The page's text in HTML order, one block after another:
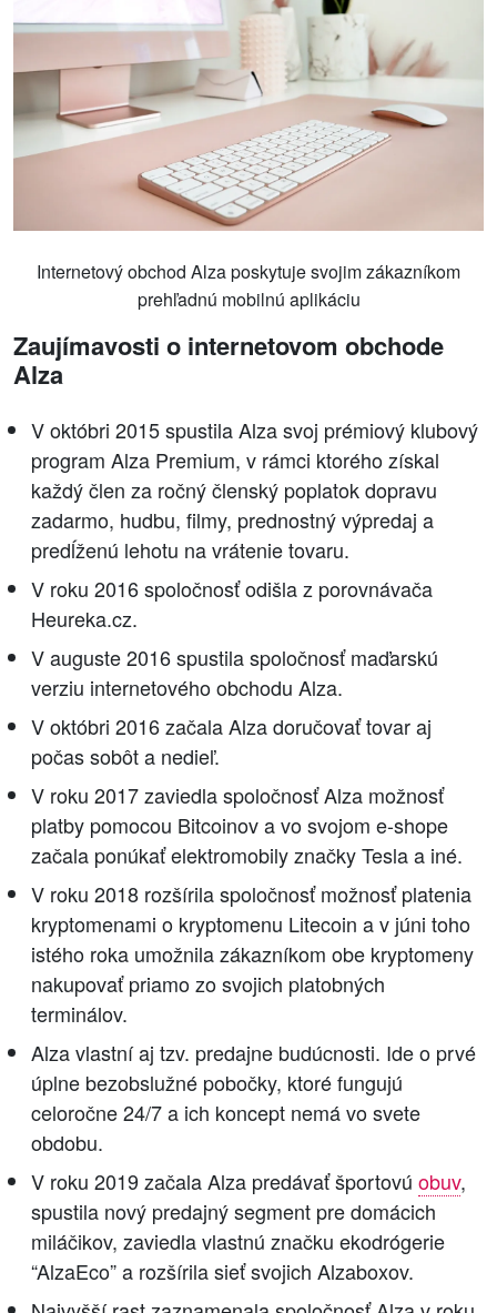
Internetový obchod Alza poskytuje svojim zákazníkom
prehľadnú mobilnú aplikáciu
Zaujímavosti o internetovom obchode
Alza
V októbri 2015 spustila Alza svoj prémiový klubový
program Alza Premium, v rámci ktorého získal
každý člen za ročný členský poplatok dopravu
zadarmo, hudbu, filmy, prednostný výpredaj a
predĺženú lehotu na vrátenie tovaru.
V roku 2016 spoločnosť odišla z porovnávača
Heureka.cz.
V auguste 2016 spustila spoločnosť maďarskú
verziu internetového obchodu Alza.
V októbri 2016 začala Alza doručovať tovar aj
počas sobôt a nedieľ.
V roku 2017 zaviedla spoločnosť Alza možnosť
platby pomocou Bitcoinov a vo svojom e-shope
začala ponúkať elektromobily značky Tesla a iné.
V roku 2018 rozšírila spoločnosť možnosť platenia
kryptomenami o kryptomenu Litecoin a v júni toho
istého roka umožnila zákazníkom obe kryptomeny
nakupovať priamo zo svojich platobných
terminálov.
Alza vlastní aj tzv. predajne budúcnosti. Ide o prvé
úplne bezobslužné pobočky, ktoré fungujú
celoročne 24/7 a ich koncept nemá vo svete
obdobu.
V roku 2019 začala Alza predávať športovú obuv,
spustila nový predajný segment pre domácich
miláčikov, zaviedla vlastnú značku ekodrógerie
“AlzaEco” a rozšírila sieť svojich Alzaboxov.